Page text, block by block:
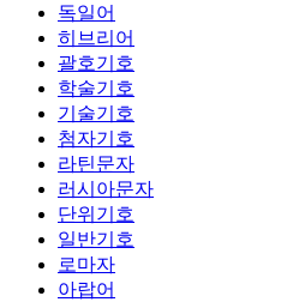
독일어
히브리어
괄호기호
학술기호
기술기호
첨자기호
라틴문자
러시아문자
단위기호
일반기호
로마자
아랍어